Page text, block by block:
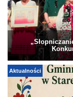
Aktualności